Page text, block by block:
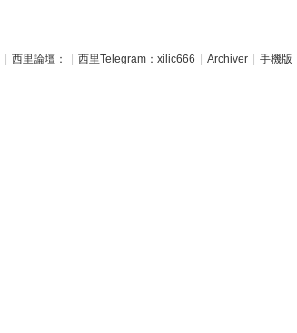
西里論壇： 西里Telegram：xilic666 Archiver 手機版